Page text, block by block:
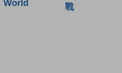
World
戰